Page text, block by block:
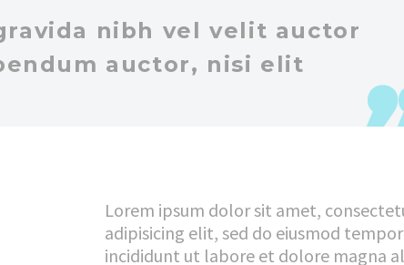
nibh vel velit auctor
auctor, nisi elit
Lorem ipsum dolor sit amet,
adipisicing elit, sed do eiusmod tempor
incididunt ut labore et dolore magna